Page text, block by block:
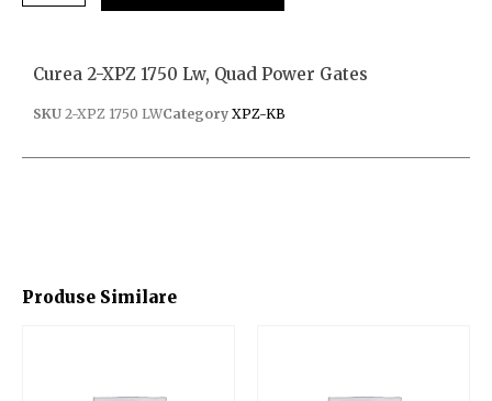
Produse Similare
Curea 2-XPZ 1750 Lw, Quad Power Gates
SKU 2-XPZ 1750 LWCategory XPZ-KB